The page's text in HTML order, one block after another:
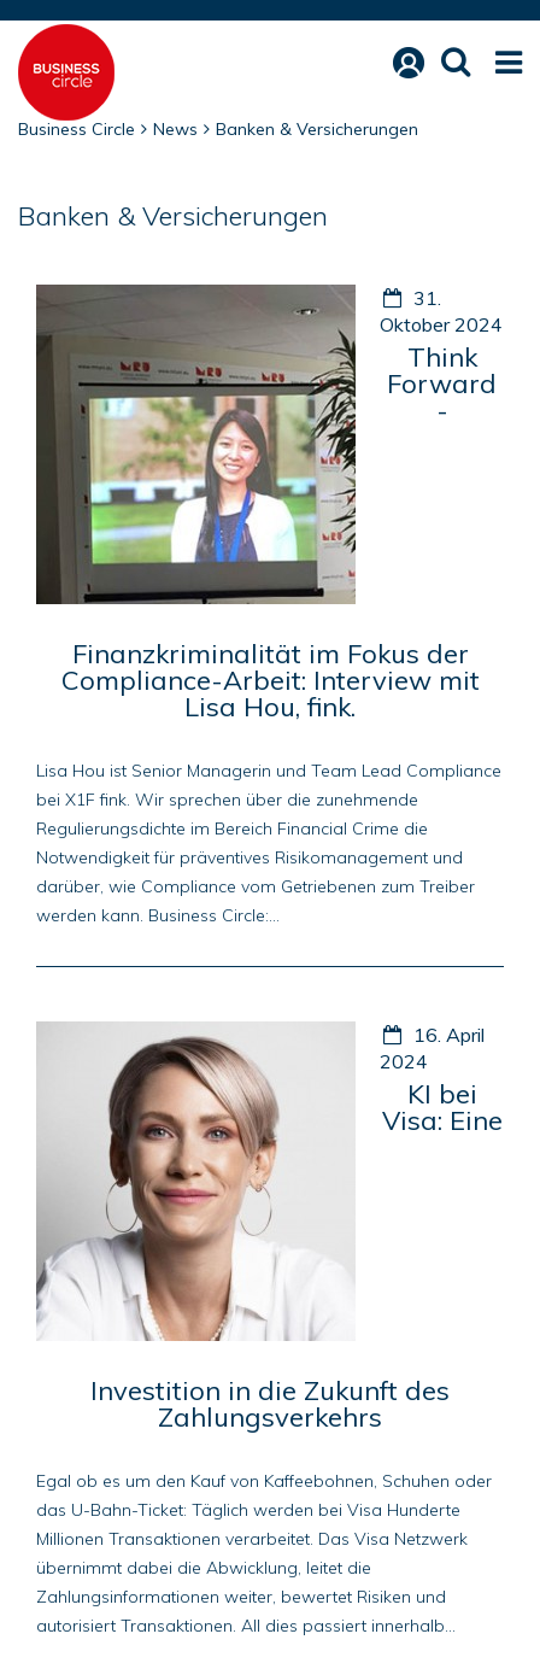
Business Circle News Banken & Versicherungen
Banken & Versicherungen
31.
Oktober 2024
Think
Forward
-
Finanzkriminalität im Fokus der
Compliance-Arbeit: Interview mit
Lisa Hou, fink.
Lisa Hou ist Senior Managerin und Team Lead Compliance
bei X1F fink. Wir sprechen über die zunehmende
Regulierungsdichte im Bereich Financial Crime die
Notwendigkeit für präventives Risikomanagement und
darüber, wie Compliance vom Getriebenen zum Treiber
werden kann. Business Circle:...
16. April
2024
KI bei
Visa: Eine
Investition in die Zukunft des
Zahlungsverkehrs
Egal ob es um den Kauf von Kaffeebohnen, Schuhen oder
das U-Bahn-Ticket: Täglich werden bei Visa Hunderte
Millionen Transaktionen verarbeitet. Das Visa Netzwerk
übernimmt dabei die Abwicklung, leitet die
Zahlungsinformationen weiter, bewertet Risiken und
autorisiert Transaktionen. All dies passiert innerhalb...